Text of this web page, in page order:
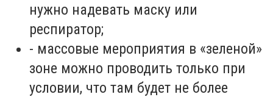
нужно надевать маску или
респиратор;
- массовые мероприятия в «зеленой»
зоне можно проводить только при
условии, что там будет не более